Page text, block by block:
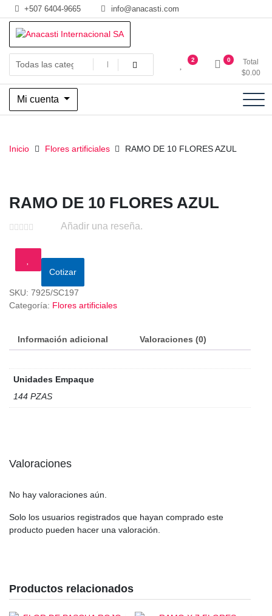
Saltar
al
contenido
+507 6404-9665 info@anacasti.com
Anacasti Internacional SA
Ventas de productos al por mayor de flores y plantas. juguetes,
navidad, religioso y adornos
2 0
Total
$0.00
Mi cuenta
Inicio Flores artificiales RAMO DE 10 FLORES AZUL
RAMO DE 10 FLORES AZUL
Añadir una reseña.
Cotizar
SKU: 7925/SC197
Categoría: Flores artificiales
Información adicional Valoraciones (0)
Unidades Empaque
144 PZAS
Valoraciones
No hay valoraciones aún.
Solo los usuarios registrados que hayan comprado este
producto pueden hacer una valoración.
Productos relacionados